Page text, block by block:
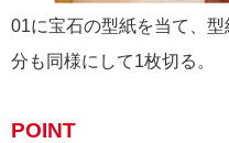
01に宝石の型紙を当て、
分も同様にして1枚切る。
POINT